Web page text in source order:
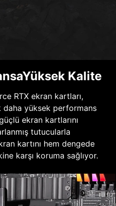
Kalite
RTX ekran kartları,
daha yüksek performans
ekran kartlarını
tutucularla
kartını hem dengede
karşı koruma sağlıyor.